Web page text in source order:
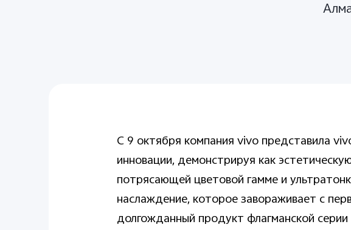
С 9 октября компанияvivoпредставила
инновации, демонстрируя как
потрясающей цветовой гамме и
наслаждение, которое завораживает с
долгожданный продукт флагманской серии